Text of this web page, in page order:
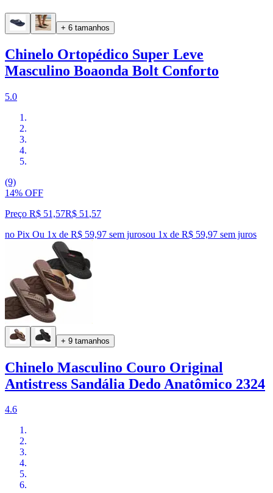
+ 6 tamanhos
Chinelo Ortopédico Super Leve
Masculino Boaonda Bolt Conforto
5.0
(9)
14% OFF
Preço R$ 51,57R$ 51 ,57
no Pix Ou 1x de R$ 59,97 sem jurosou 1x de R$ 59,97 sem juros
+ 9 tamanhos
Chinelo Masculino Couro Original
Antistress Sandália Dedo Anatômico 2324
4.6